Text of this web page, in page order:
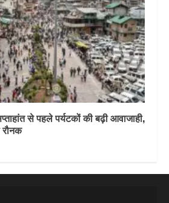
से पहले पर्यटकों की बढ़ी आवाजाही,
रौनक